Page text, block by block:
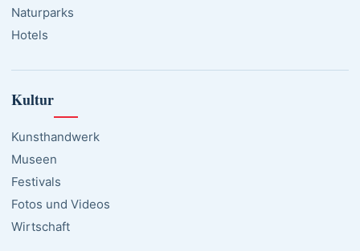
Naturparks
Hotels
Kultur
Kunsthandwerk
Museen
Festivals
Fotos und Videos
Wirtschaft